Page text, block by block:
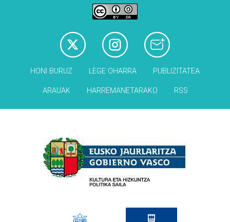
HONI BURUZ LEGE OHARRA PUBLIZITATEA
ARAUAK HARREMANETARAKO RSS